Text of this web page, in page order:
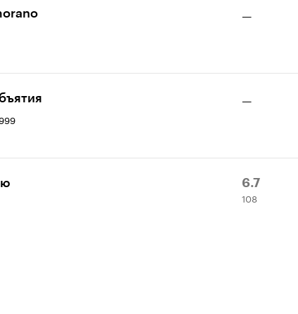
—
—
Рейтинг
Кинопоиска
6.7
108
оценок
108